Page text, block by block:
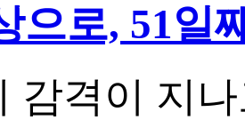
으로, 51일
감격이 지